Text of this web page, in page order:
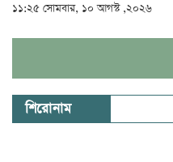
১১:২৫ সোমবার, ১০ আগস্ট ,২০২৬
শিরোনাম